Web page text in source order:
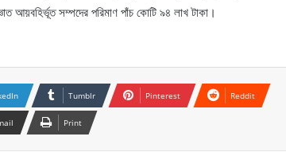
আয়বহির্ভূত সম্পদের পরিমাণ পাঁচ কোটি ৯৪ লাখ টাকা।
Tumblr Pinterest Reddit
Print